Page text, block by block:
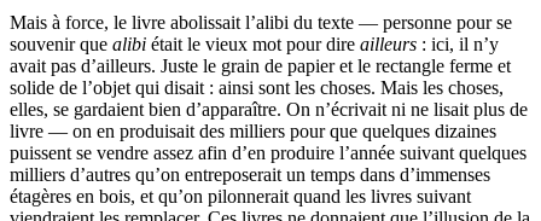
Mais à force, le livre abolissait l’alibi du texte — personne pour se
souvenir que alibi était le vieux mot pour dire ailleurs : ici, il n’y
avait pas d’ailleurs. Juste le grain de papier et le rectangle ferme et
solide de l’objet qui disait : ainsi sont les choses. Mais les choses,
elles, se gardaient bien d’apparaître. On n’écrivait ni ne lisait plus de
livre — on en produisait des milliers pour que quelques dizaines
puissent se vendre assez afin d’en produire l’année suivant quelques
milliers d’autres qu’on entreposerait un temps dans d’immenses
étagères en bois, et qu’on pilonnerait quand les livres suivant